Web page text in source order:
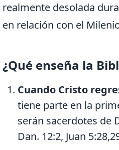
realmente desolada
en relación con el
¿Qué enseña la
Cuando Cristo
tiene parte en la
serán sacerdotes de
Dan. 12:2, Juan